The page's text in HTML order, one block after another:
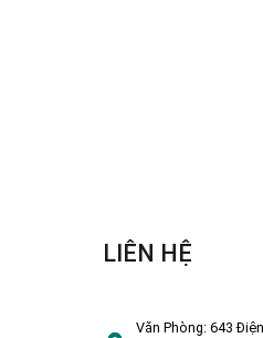
LIÊN HỆ
Văn Phòng:643 Điện